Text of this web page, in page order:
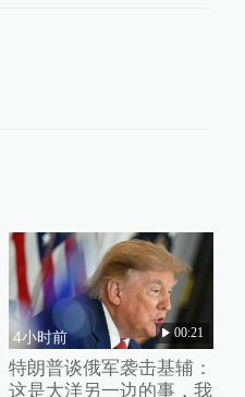
4小时前 00:21
特朗普谈俄军袭击基辅：
这是大洋另一边的事，我